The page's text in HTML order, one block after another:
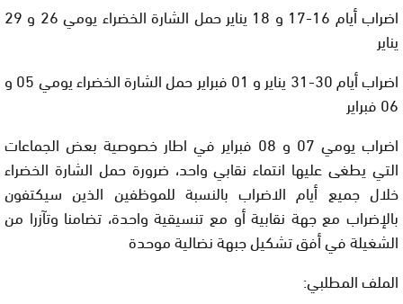
اضراب أيام 16-17 و 18 يناير حمل الشارة الخضراء يومي 26 و 29
يناير
اضراب أيام 30-31 يناير و 01 فبراير حمل الشارة الخضراء يومي 05 و
06 فبراير
اضراب يومي 07 و 08 فبراير في اطار خصوصية بعض الجماعات
التي يطغى عليها انتماء نقابي واحد، ضرورة حمل الشارة الخضراء
خلال جميع أيام الاضراب بالنسبة للموظفين الذين سيكتفون
بالإضراب مع جهة نقابية أو مع تنسيقية واحدة، تضامنا وتآزرا من
الشغيلة في أفق تشكيل جبهة نضالية موحدة
الملف المطلبي: